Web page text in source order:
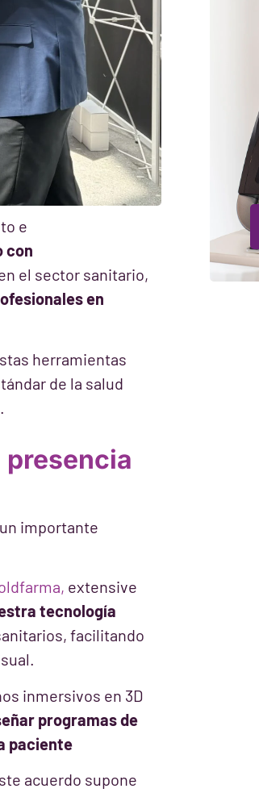
e
con
el sector sanitario,
en
herramientas
de la salud
importante
extensive
tecnología
facilitando
inmersivos en 3D
programas de
paciente
acuerdo supone